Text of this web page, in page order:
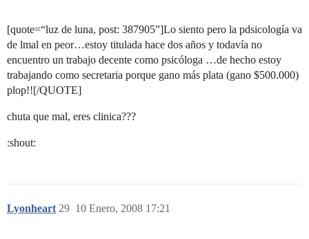
[quote=“luz de luna, post: 387905”]Lo siento pero la pdsicología va
de lmal en peor…estoy titulada hace dos años y todavía no
encuentro un trabajo decente como psicóloga …de hecho estoy
trabajando como secretaria porque gano más plata (gano $500.000)
plop!![/QUOTE]
chuta que mal, eres clinica???
:shout:
Lyonheart 10 Enero, 2008 17:21
29